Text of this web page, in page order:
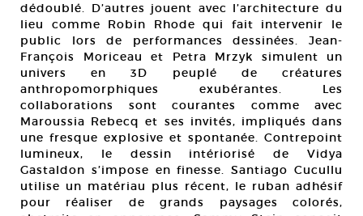
dédoublé. D’autres jouent avec l’architecture du
lieu comme Robin Rhode qui fait intervenir le
public lors de performances dessinées. Jean-
François Moriceau et Petra Mrzyk simulent un
univers en 3D peuplé de créatures
anthropomorphiques exubérantes. Les
collaborations sont courantes comme avec
Maroussia Rebecq et ses invités, impliqués dans
une fresque explosive et spontanée. Contrepoint
lumineux, le dessin intériorisé de Vidya
Gastaldon s’impose en finesse. Santiago Cucullu
utilise un matériau plus récent, le ruban adhésif
pour réaliser de grands paysages colorés,